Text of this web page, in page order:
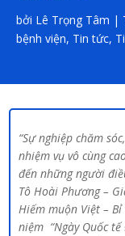
bởi Lê Trọng Tâm |
bệnh viện, Tin tức,
“Sự nghiệp chăm
nhiệm vụ vô cùng
đến những người
Tô Hoài Phương –
Hiếm muộn Việt –
niệm “Ngày Quốc